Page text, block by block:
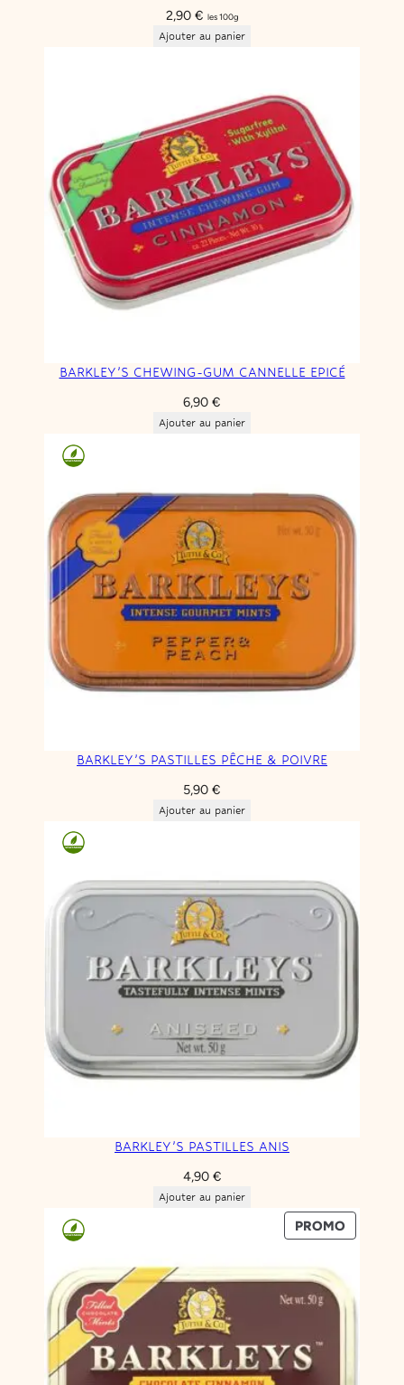
2,90 € les 100g
Ajouter au panier
BARKLEY’S CHEWING-GUM CANNELLE EPICÉ
6,90 €
Ajouter au panier
BARKLEY’S PASTILLES PÊCHE & POIVRE
5,90 €
Ajouter au panier
BARKLEY’S PASTILLES ANIS
4,90 €
Ajouter au panier
PROMOPRODUIT
EN